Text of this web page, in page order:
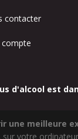
une meilleure
votre
contacter
d'alcool est